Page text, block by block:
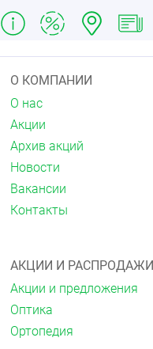
О КОМПАНИИ
О нас
Акции
Архив акций
Новости
Вакансии
Контакты
АКЦИИ И РАСПРОДАЖИ
Акции и предложения
Оптика
Ортопедия